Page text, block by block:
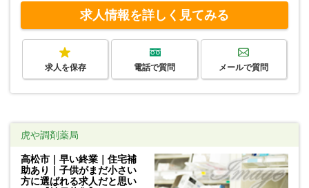
求人情報を詳しく見てみる
求人を保存 電話で質問 メールで質問
虎や調剤薬局
高松市｜早い終業｜住宅補
助あり｜子供がまだ小さい
方に選ばれる求人だと思い